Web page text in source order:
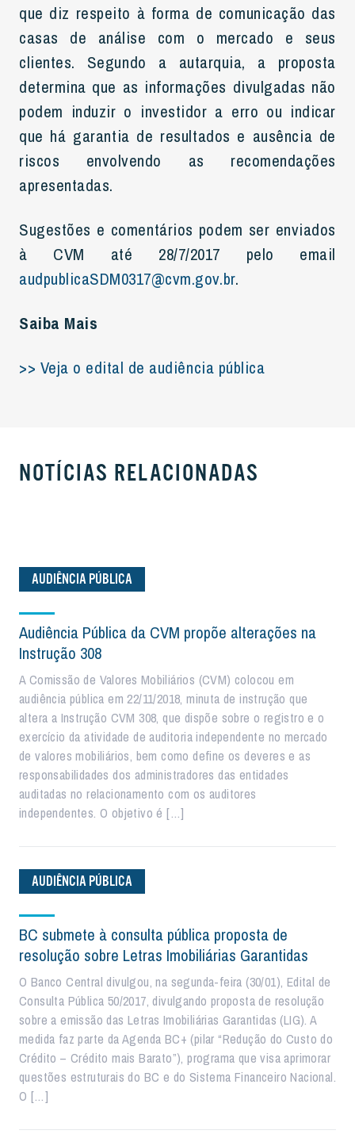
que diz respeito à forma de comunicação das
casas de análise com o mercado e seus
clientes. Segundo a autarquia, a proposta
determina que as informações divulgadas não
podem induzir o investidor a erro ou indicar
que há garantia de resultados e ausência de
riscos envolvendo as recomendações
apresentadas.
Sugestões e comentários podem ser enviados
à CVM até 28/7/2017 pelo email
audpublicaSDM0317@cvm.gov.br.
Saiba Mais
>> Veja o edital de audiência pública
NOTÍCIAS RELACIONADAS
AUDIÊNCIA PÚBLICA
Audiência Pública da CVM propõe alterações na
Instrução 308
A Comissão de Valores Mobiliários (CVM) colocou em
audiência pública em 22/11/2018, minuta de instrução que
altera a Instrução CVM 308, que dispõe sobre o registro e o
exercício da atividade de auditoria independente no mercado
de valores mobiliários, bem como define os deveres e as
responsabilidades dos administradores das entidades
auditadas no relacionamento com os auditores
independentes. O objetivo é […]
AUDIÊNCIA PÚBLICA
BC submete à consulta pública proposta de
resolução sobre Letras Imobiliárias Garantidas
O Banco Central divulgou, na segunda-feira (30/01), Edital de
Consulta Pública 50/2017, divulgando proposta de resolução
sobre a emissão das Letras Imobiliárias Garantidas (LIG). A
medida faz parte da Agenda BC+ (pilar “Redução do Custo do
Crédito – Crédito mais Barato”), programa que visa aprimorar
questões estruturais do BC e do Sistema Financeiro Nacional.
O […]